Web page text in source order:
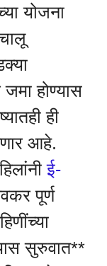
योजना
होण्यास
ही
आहे.
ई-
पूर्ण
सुरुवात**